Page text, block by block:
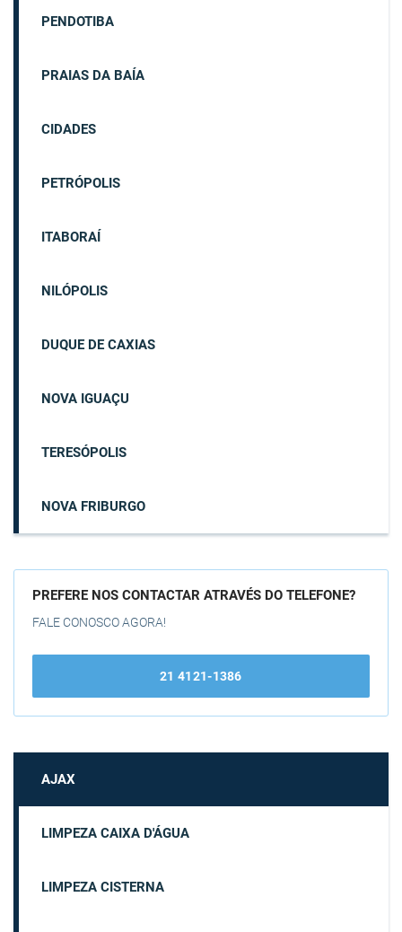
PENDOTIBA
PRAIAS DA BAÍA
CIDADES
PETRÓPOLIS
ITABORAÍ
NILÓPOLIS
DUQUE DE CAXIAS
NOVA IGUAÇU
TERESÓPOLIS
NOVA FRIBURGO
PREFERE NOS CONTACTAR ATRAVÉS DO TELEFONE?
FALE CONOSCO AGORA!
21 4121-1386
AJAX
LIMPEZA CAIXA D'ÁGUA
LIMPEZA CISTERNA